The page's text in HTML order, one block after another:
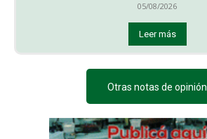
05/08/2026
Leer más
Otras notas de opinión